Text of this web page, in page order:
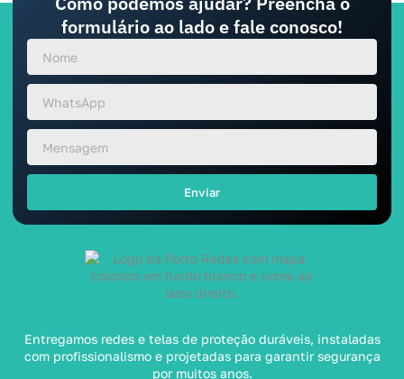
formulário ao lado e fale conosco!
Enviar
Entregamos redes e telas de proteção duráveis, instaladas
com profissionalismo e projetadas para garantir segurança
por muitos anos.